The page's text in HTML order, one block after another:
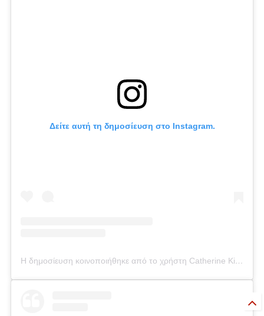
Δείτε αυτή τη δημοσίευση στο Instagram.
Η δημοσίευση κοινοποιήθηκε από το χρήστη Catherine Kikilia (@catherine_kikilia)